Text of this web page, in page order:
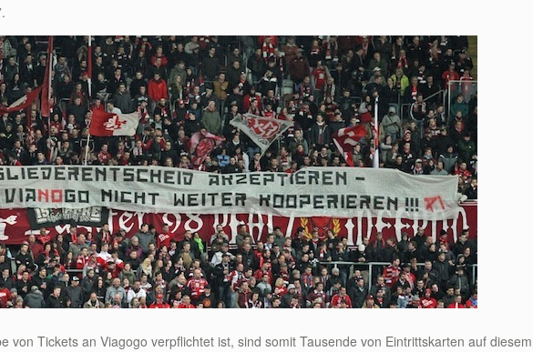
von Tickets an Viagogo verpflichtet ist, sind somit Tausende von Eintrittskarten auf diesem